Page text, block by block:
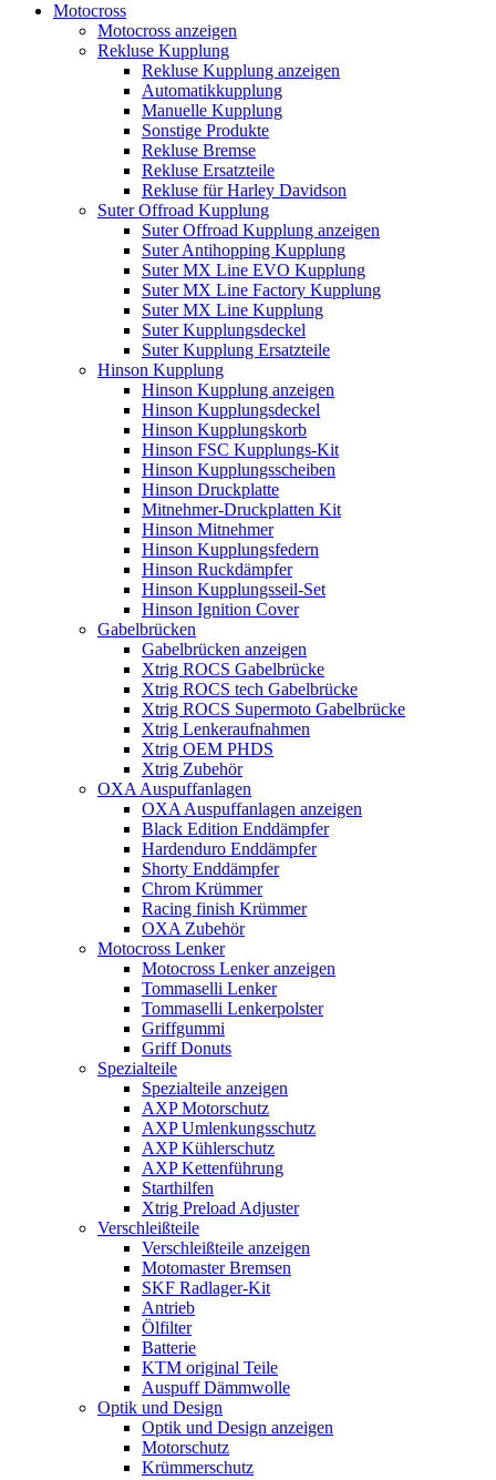
Motocross
Motocross anzeigen
Rekluse Kupplung
Rekluse Kupplung anzeigen
Automatikkupplung
Manuelle Kupplung
Sonstige Produkte
Rekluse Bremse
Rekluse Ersatzteile
Rekluse für Harley Davidson
Suter Offroad Kupplung
Suter Offroad Kupplung anzeigen
Suter Antihopping Kupplung
Suter MX Line EVO Kupplung
Suter MX Line Factory Kupplung
Suter MX Line Kupplung
Suter Kupplungsdeckel
Suter Kupplung Ersatzteile
Hinson Kupplung
Hinson Kupplung anzeigen
Hinson Kupplungsdeckel
Hinson Kupplungskorb
Hinson FSC Kupplungs-Kit
Hinson Kupplungsscheiben
Hinson Druckplatte
Mitnehmer-Druckplatten Kit
Hinson Mitnehmer
Hinson Kupplungsfedern
Hinson Ruckdämpfer
Hinson Kupplungsseil-Set
Hinson Ignition Cover
Gabelbrücken
Gabelbrücken anzeigen
Xtrig ROCS Gabelbrücke
Xtrig ROCS tech Gabelbrücke
Xtrig ROCS Supermoto Gabelbrücke
Xtrig Lenkeraufnahmen
Xtrig OEM PHDS
Xtrig Zubehör
OXA Auspuffanlagen
OXA Auspuffanlagen anzeigen
Black Edition Enddämpfer
Hardenduro Enddämpfer
Shorty Enddämpfer
Chrom Krümmer
Racing finish Krümmer
OXA Zubehör
Motocross Lenker
Motocross Lenker anzeigen
Tommaselli Lenker
Tommaselli Lenkerpolster
Griffgummi
Griff Donuts
Spezialteile
Spezialteile anzeigen
AXP Motorschutz
AXP Umlenkungsschutz
AXP Kühlerschutz
AXP Kettenführung
Starthilfen
Xtrig Preload Adjuster
Verschleißteile
Verschleißteile anzeigen
Motomaster Bremsen
SKF Radlager-Kit
Antrieb
Ölfilter
Batterie
KTM original Teile
Auspuff Dämmwolle
Optik und Design
Optik und Design anzeigen
Motorschutz
Krümmerschutz